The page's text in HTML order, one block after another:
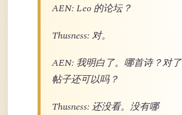
AEN: Leo 的论坛？
Thusness: 对。
AEN: 我明白了。哪首诗？对
帖子还可以吗？
Thusness: 还没看。没有哪